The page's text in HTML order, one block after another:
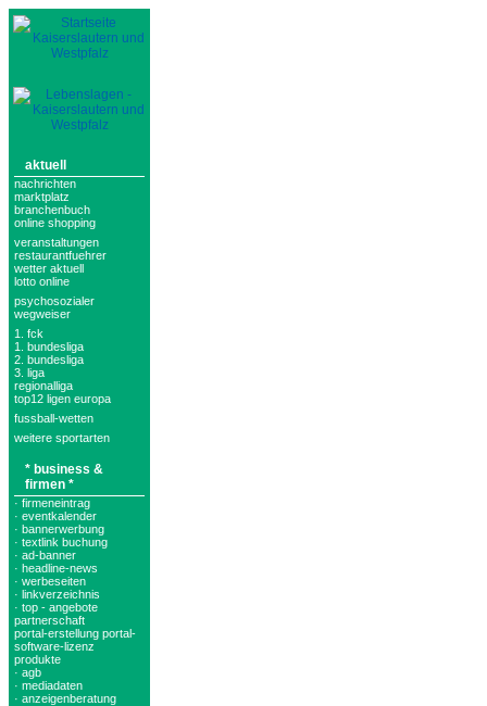
aktuell
nachrichten
marktplatz
branchenbuch
online shopping
veranstaltungen
restaurantfuehrer
wetter aktuell
lotto online
psychosozialer
wegweiser
1. fck
1. bundesliga
2. bundesliga
3. liga
regionalliga
top12 ligen europa
fussball-wetten
weitere sportarten
* business &
firmen *
· firmeneintrag
· eventkalender
· bannerwerbung
· textlink buchung
· ad-banner
· headline-news
· werbeseiten
· linkverzeichnis
· top - angebote
partnerschaft
portal-erstellung portal-
software-lizenz
produkte
· agb
· mediadaten
· anzeigenberatung